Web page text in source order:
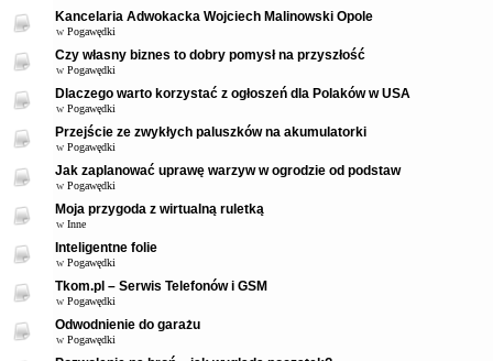
Kancelaria Adwokacka Wojciech Malinowski Opole
w Pogawędki
Czy własny biznes to dobry pomysł na przyszłość
w Pogawędki
Dlaczego warto korzystać z ogłoszeń dla Polaków w USA
w Pogawędki
Przejście ze zwykłych paluszków na akumulatorki
w Pogawędki
Jak zaplanować uprawę warzyw w ogrodzie od podstaw
w Pogawędki
Moja przygoda z wirtualną ruletką
w Inne
Inteligentne folie
w Pogawędki
Tkom.pl – Serwis Telefonów i GSM
w Pogawędki
Odwodnienie do garażu
w Pogawędki